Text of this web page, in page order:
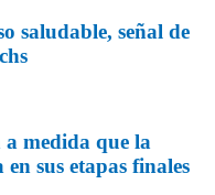
saludable, señal de
a medida que la
sus etapas finales